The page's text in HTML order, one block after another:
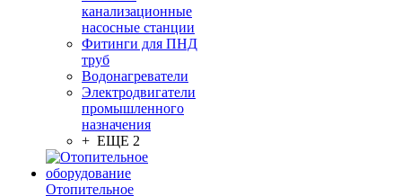
канализационные
насосные станции
Фитинги для ПНД
труб
Водонагреватели
Электродвигатели
промышленного
назначения
+ ЕЩЕ 2
Отопительное